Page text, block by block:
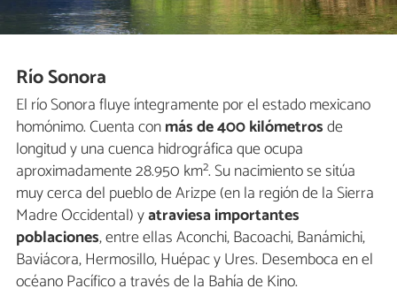
Río Sonora
El río Sonora fluye íntegramente por el estado mexicano
homónimo. Cuenta conmás de 400 kilómetrosde
longitud y una cuenca hidrográfica que ocupa
aproximadamente 28.950 km². Su nacimiento se sitúa
muy cerca del pueblo de Arizpe (en la región de la Sierra
Madre Occidental) yatraviesa importantes
poblaciones, entre ellas Aconchi, Bacoachi, Banámichi,
Baviácora, Hermosillo, Huépac y Ures. Desemboca en el
océano Pacífico a través de la Bahía de Kino.